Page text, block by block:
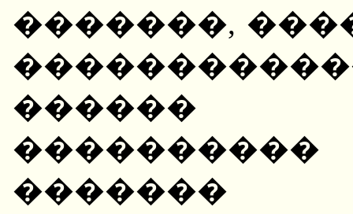
�������,
������
�������